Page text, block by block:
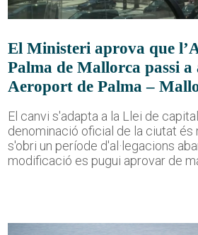
El Ministeri aprova que
Palma de Mallorca passi a
Aeroport de Palma –
El canvi s'adapta a la Llei de
denominació oficial de la ciutat és
s'obri un període d'al·legacions
modificació es pugui aprovar de